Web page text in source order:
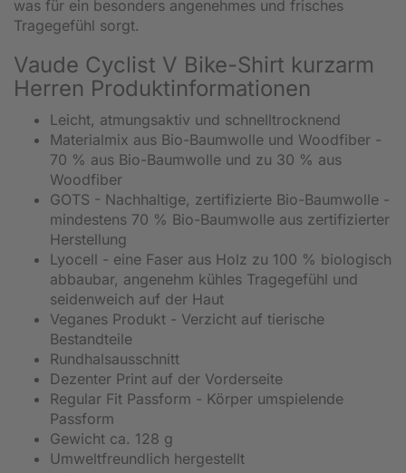
was für ein besonders angenehmes und frisches
Tragegefühl sorgt.
Vaude Cyclist V Bike-Shirt kurzarm
Herren Produktinformationen
Leicht, atmungsaktiv und schnelltrocknend
Materialmix aus Bio-Baumwolle und Woodfiber -
70 % aus Bio-Baumwolle und zu 30 % aus
Woodfiber
GOTS - Nachhaltige, zertifizierte Bio-Baumwolle -
mindestens 70 % Bio-Baumwolle aus zertifizierter
Herstellung
Lyocell - eine Faser aus Holz zu 100 % biologisch
abbaubar, angenehm kühles Tragegefühl und
seidenweich auf der Haut
Veganes Produkt - Verzicht auf tierische
Bestandteile
Rundhalsausschnitt
Dezenter Print auf der Vorderseite
Regular Fit Passform - Körper umspielende
Passform
Gewicht ca. 128 g
Umweltfreundlich hergestellt